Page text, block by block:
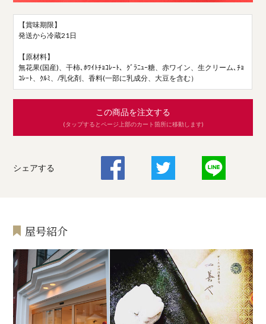
【賞味期限】
発送から冷蔵21日
【原材料】
無花果(国産)、干柿､ﾎﾜｲﾄﾁｮｺﾚｰﾄ、ｸﾞﾗﾆｭｰ糖、赤ワイン、生クリーム､ﾁｮ
ｺﾚｰﾄ、ｸﾙﾐ、/乳化剤、香料(一部に乳成分、大豆を含む）
この商品を注文する
(タップするとページ上部のカート箇所に移動します)
シェアする
屋号紹介